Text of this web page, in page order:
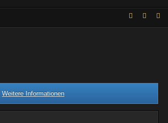
Weitere Informationen